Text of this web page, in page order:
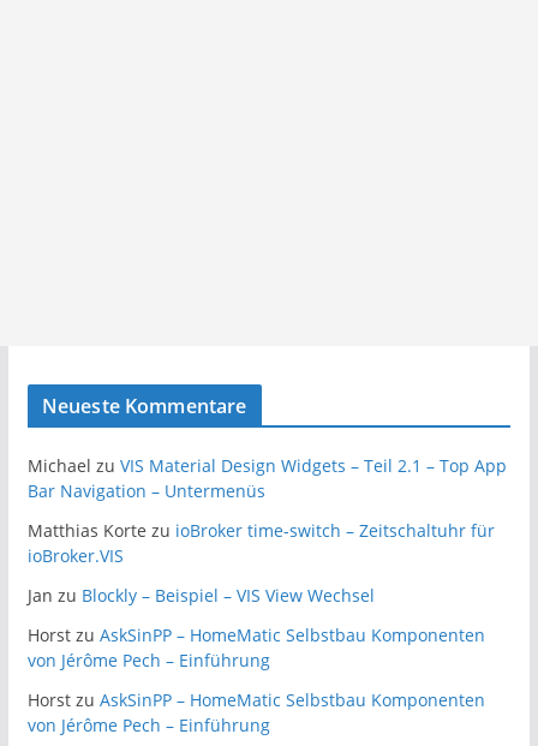
Neueste Kommentare
Michael zu VIS Material Design Widgets – Teil 2.1 – Top App
Bar Navigation – Untermenüs
Matthias Korte zu ioBroker time-switch – Zeitschaltuhr für
ioBroker.VIS
Jan zu Blockly – Beispiel – VIS View Wechsel
Horstzu AskSinPP – HomeMatic Selbstbau Komponenten
von Jérôme Pech – Einführung
Horstzu AskSinPP – HomeMatic Selbstbau Komponenten
von Jérôme Pech – Einführung